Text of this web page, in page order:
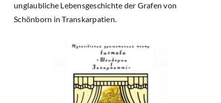
unglaubliche Lebensgeschichte der Grafen von
Schönborn in Transkarpatien.